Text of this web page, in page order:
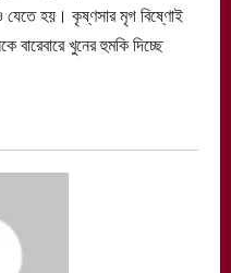
যেতে হয়। কৃষ্ণসার মৃগ বিষ্ণোই
খুনের হুমকি দিচ্ছে